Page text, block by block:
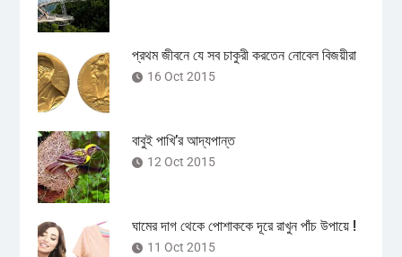
প্রথম জীবনে যে সব চাকুরী করতেন নোবেল বিজয়ীরা
16 Oct 2015
বাবুই পাখি’র আদ্যপান্ত
12 Oct 2015
ঘামের দাগ থেকে পোশাককে দূরে রাখুন পাঁচ উপায়ে !
11 Oct 2015